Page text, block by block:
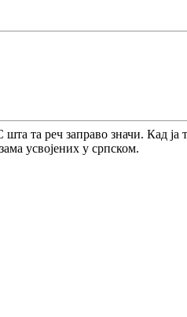
та реч заправо значи. Кад ја
усвојених у српском.